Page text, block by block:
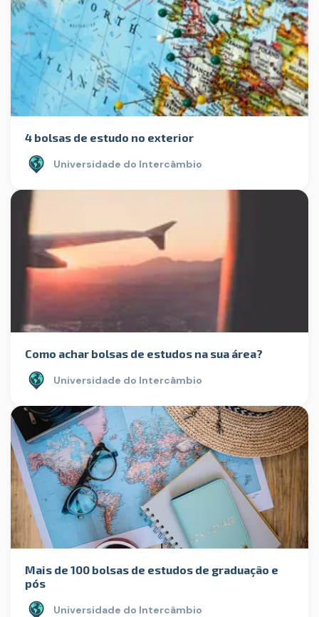
4 bolsas de estudo no exterior
Universidade do Intercâmbio
Como achar bolsas de estudos na sua área?
Universidade do Intercâmbio
Mais de 100 bolsas de estudos de graduação e
pós
Universidade do Intercâmbio